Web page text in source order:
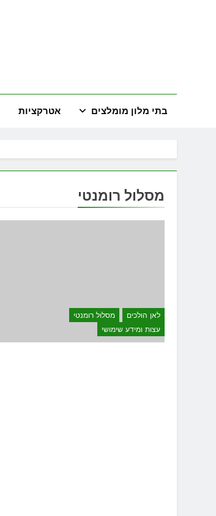
בתי מלון מומלצים אטרקציות
מסלול רומנטי
לאן הולכים
מסלול רומנטי
עצות ומידע שימושי